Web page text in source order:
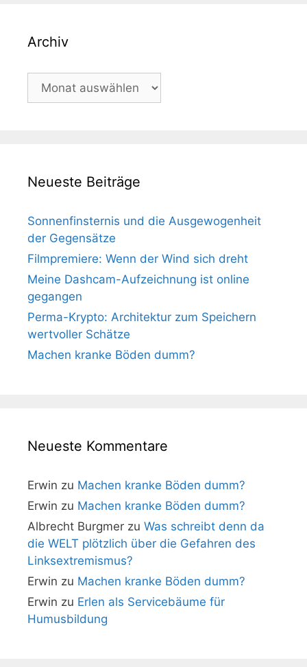
Archiv
Archiv
Neueste Beiträge
Sonnenfinsternis und die Ausgewogenheit
der Gegensätze
Filmpremiere: Wenn der Wind sich dreht
Meine Dashcam-Aufzeichnung ist online
gegangen
Perma-Krypto: Architektur zum Speichern
wertvoller Schätze
Machen kranke Böden dumm?
Neueste Kommentare
Erwin zu Machen kranke Böden dumm?
Erwin zu Machen kranke Böden dumm?
Albrecht Burgmer zu Was schreibt denn da
die WELT plötzlich über die Gefahren des
Linksextremismus?
Erwin zu Machen kranke Böden dumm?
Erwin zu Erlen als Servicebäume für
Humusbildung